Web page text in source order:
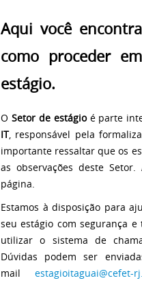
Aqui você
como proceder
estágio.
O Setor de estágioé parte
IT, responsável pela
importante ressaltar que os
as observações deste
página.
Estamos à disposição para
seu estágio com segurança
utilizar o sistema de
Dúvidas podem ser
mailestagioitaguai@cefet-